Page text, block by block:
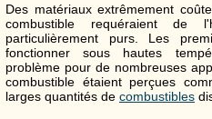
Des matériaux extrêmement
combustible requéraient de
particulièrement purs. Les
fonctionner sous hautes
problème pour de nombreuses
combustible étaient perçues
larges quantités de combustibles